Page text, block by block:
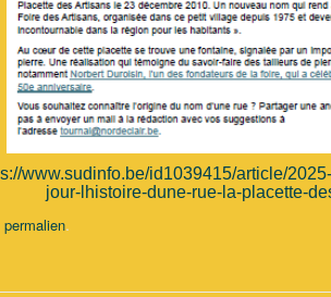
www.sudinfo.be/id1039415/article/
jour-lhistoire-dune-rue-la-placette-
permalien.